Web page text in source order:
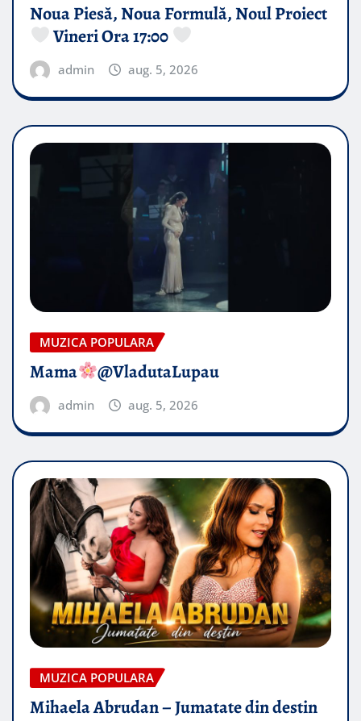
Noua Piesă, Noua Formulă, Noul Proiect
Vineri Ora 17:00
admin aug. 5, 2026
MUZICA POPULARA
Mama @VladutaLupau
admin aug. 5, 2026
MUZICA POPULARA
Mihaela Abrudan – Jumatate din destin